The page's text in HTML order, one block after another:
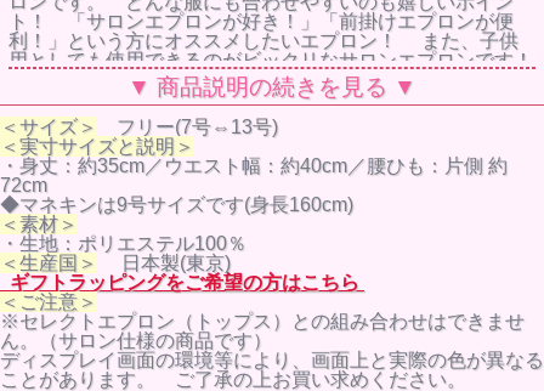
ト！ 「サロンエプロンが好き！」「前掛けエプロンが便
利！」という方にオススメしたいエプロン！ また、子供
用としても使用できるのがビックリなサロンエプロンです！
（子供用で使用する際は、結びひもは前で結ぶと紐の長さが
余りません。） ※ 着用ワンピースは別売りになります。
▼ 商品説明の続きを見る ▼
＜サイズ＞
フリー(7号⇔13号)
＜実寸サイズと説明＞
・身丈：約35cm／ウエスト幅：約40cm／腰ひも：片側 約
72cm
◆マネキンは9号サイズです(身長160cm)
＜素材＞
・生地：ポリエステル100％
＜生産国＞
日本製(東京)
ギフトラッピングをご希望の方はこちら
＜ご注意＞
※セレクトエプロン（トップス）との組み合わせはできませ
ん。（サロン仕様の商品です）
ディスプレイ画面の環境等により、画面上と実際の色が異なる
ことがあります。 ご了承の上お買い求めください。